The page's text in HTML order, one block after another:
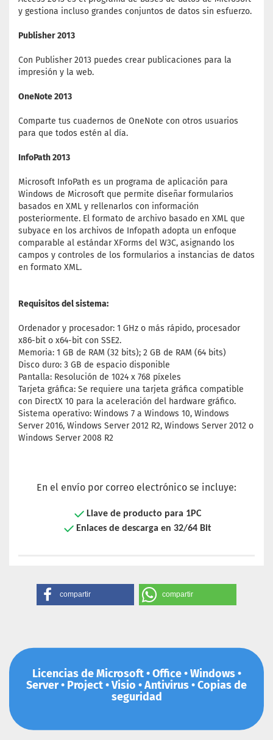
y gestiona incluso grandes conjuntos de datos sin esfuerzo.
Publisher 2013
Con Publisher 2013 puedes crear publicaciones para la
impresión y la web.
OneNote 2013
Comparte tus cuadernos de OneNote con otros usuarios
para que todos estén al día.
InfoPath 2013
Microsoft InfoPath es un programa de aplicación para
Windows de Microsoft que permite diseñar formularios
basados en XML y rellenarlos con información
posteriormente. El formato de archivo basado en XML que
subyace en los archivos de Infopath adopta un enfoque
comparable al estándar XForms del W3C, asignando los
campos y controles de los formularios a instancias de datos
en formato XML.
Requisitos del sistema:
Ordenador y procesador: 1 GHz o más rápido, procesador
x86-bit o x64-bit con SSE2.
Memoria: 1 GB de RAM (32 bits); 2 GB de RAM (64 bits)
Disco duro: 3 GB de espacio disponible
Pantalla: Resolución de 1024 x 768 píxeles
Tarjeta gráfica: Se requiere una tarjeta gráfica compatible
con DirectX 10 para la aceleración del hardware gráfico.
Sistema operativo: Windows 7 a Windows 10, Windows
Server 2016, Windows Server 2012 R2, Windows Server 2012 o
Windows Server 2008 R2
En el envío por correo electrónico se incluye:
Llave de producto para 1PC
Enlaces de descarga en 32/64 Bit
compartir compartir
Licencias de Microsoft • Office • Windows •
Server • Project • Visio • Antivirus • Copias de
seguridad